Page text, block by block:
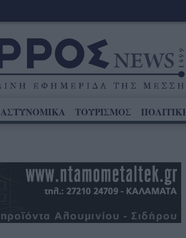
ΑΣΤΥΝΟΜΙΚΑ ΤΟΥΡΙΣΜΟΣ